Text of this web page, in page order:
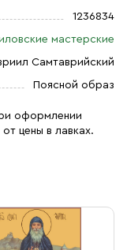
1236834
мастерские
Самтаврийский
Поясной образ
оформлении
цены в лавках.